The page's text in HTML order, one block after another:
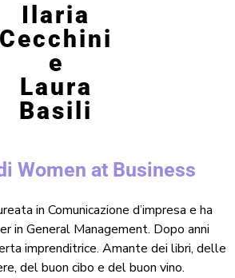
Ilaria
Cecchini
e
Laura
Basili
Women at Business
in Comunicazione d’impresa e ha
in General Management. Dopo anni
imprenditrice. Amante dei libri, delle
del buon cibo e del buon vino.